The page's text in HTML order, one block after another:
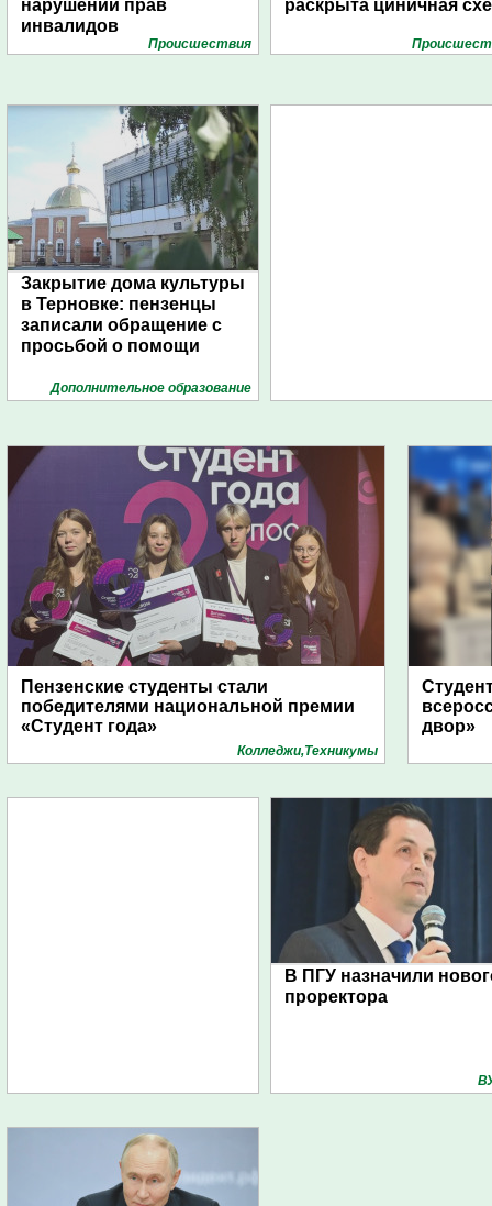
нарушений прав
инвалидов
Проиcшествия
раскрыта циничная
Закрытие дома культуры
в Терновке: пензенцы
записали обращение с
просьбой о помощи
Дополнительное образование
Пензенские студенты стали
победителями национальной премии
«Студент года»
Колледжи,Техникумы
двор»
В ПГУ назначили
проректора